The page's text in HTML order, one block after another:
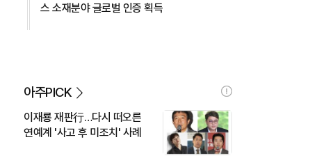
스 소재분야 글로벌 인증 획득
아주PICK
이재룡 재판行…다시 떠오른
연예계 '사고 후 미조치' 사례